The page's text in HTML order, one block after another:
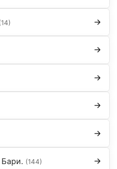
(144)